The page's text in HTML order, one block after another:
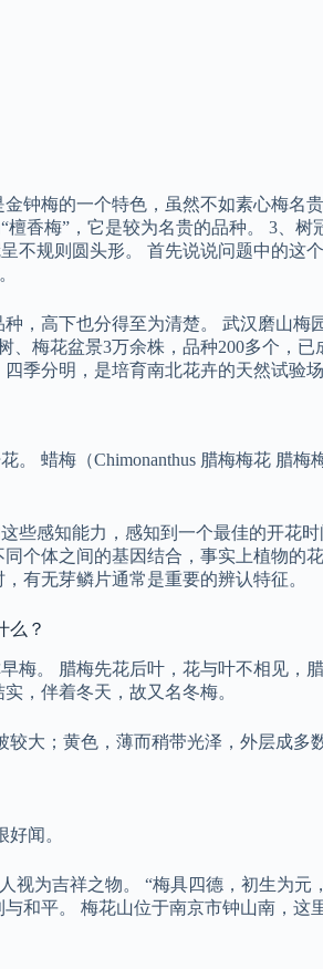
钟梅的一个特色，虽然不如素心梅
香梅”，它是较为名贵的品种。 3、
不规则圆头形。 首先说说问题中的
，高下也分得至为清楚。 武汉磨山
梅花盆景3万余株，品种200多个，
季分明，是培育南北花卉的天然试验
蜡梅（Chimonanthus 腊梅梅花 腊
些感知能力，感知到一个最佳的开花
个体之间的基因结合，事实上植物
有无芽鳞片通常是重要的辨认特征。
么？
梅。 腊梅先花后叶，花与叶不相见
，伴着冬天，故又名冬梅。
大；黄色，薄而稍带光泽，外层成
闻。
视为吉祥之物。 “梅具四德，初生为
和平。 梅花山位于南京市钟山南，